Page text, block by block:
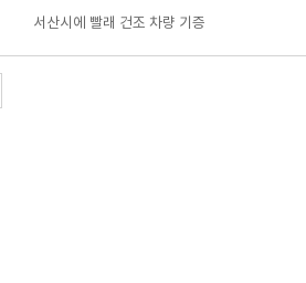
서산시에 빨래 건조 차량 기증